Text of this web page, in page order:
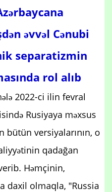
əvvəl Cənubi
separatizmin
rol alıb
2022-ci ilin fevral
Rusiyaya məxsus
bütün versiyalarının, o
qadağan
Həmçinin,
daxil olmaqla, "Russia